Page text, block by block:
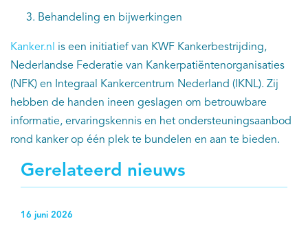
Behandeling en bijwerkingen
Kanker.nl
is een initiatief van KWF Kankerbestrijding,
Nederlandse Federatie van Kankerpatiëntenorganisaties
(NFK) en Integraal Kankercentrum Nederland (IKNL). Zij
hebben de handen ineen geslagen om betrouwbare
informatie, ervaringskennis en het ondersteuningsaanbod
rond kanker op één plek te bundelen en aan te bieden.
Gerelateerd nieuws
16 juni 2026